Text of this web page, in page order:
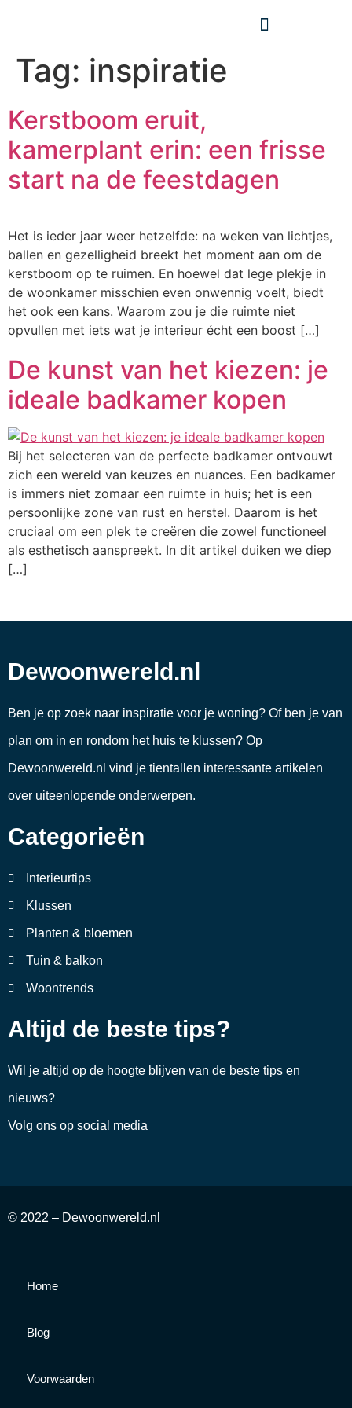
Tag: inspiratie
Kerstboom eruit,
kamerplant erin: een frisse
start na de feestdagen
Het is ieder jaar weer hetzelfde: na weken van lichtjes,
ballen en gezelligheid breekt het moment aan om de
kerstboom op te ruimen. En hoewel dat lege plekje in
de woonkamer misschien even onwennig voelt, biedt
het ook een kans. Waarom zou je die ruimte niet
opvullen met iets wat je interieur écht een boost […]
De kunst van het kiezen: je
ideale badkamer kopen
Bij het selecteren van de perfecte badkamer ontvouwt
zich een wereld van keuzes en nuances. Een badkamer
is immers niet zomaar een ruimte in huis; het is een
persoonlijke zone van rust en herstel. Daarom is het
cruciaal om een plek te creëren die zowel functioneel
als esthetisch aanspreekt. In dit artikel duiken we diep
[…]
Dewoonwereld.nl
Ben je op zoek naar inspiratie voor je woning? Of ben je van
plan om in en rondom het huis te klussen? Op
Dewoonwereld.nl vind je tientallen interessante artikelen
over uiteenlopende onderwerpen.
Categorieën
Interieurtips
Klussen
Planten & bloemen
Tuin & balkon
Woontrends
Altijd de beste tips?
Wil je altijd op de hoogte blijven van de beste tips en
nieuws?
Volg ons op social media
© 2022 – Dewoonwereld.nl
Home
Blog
Voorwaarden